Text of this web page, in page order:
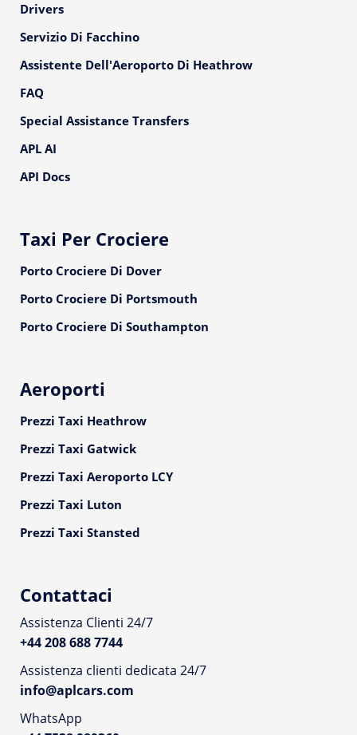
Drivers
Servizio Di Facchino
Assistente Dell'Aeroporto Di Heathrow
FAQ
Special Assistance Transfers
APL AI
API Docs
Taxi Per Crociere
Porto Crociere Di Dover
Porto Crociere Di Portsmouth
Porto Crociere Di Southampton
Aeroporti
Prezzi Taxi Heathrow
Prezzi Taxi Gatwick
Prezzi Taxi Aeroporto LCY
Prezzi Taxi Luton
Prezzi Taxi Stansted
Contattaci
Assistenza Clienti 24/7
+44 208 688 7744
Assistenza clienti dedicata 24/7
info@aplcars.com
WhatsApp